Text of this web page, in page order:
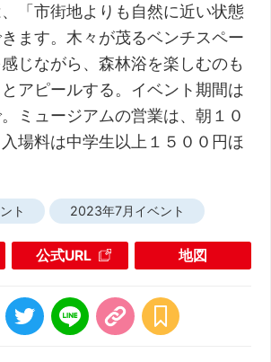
「市街地よりも自然に近い状態
ます。木々が茂るベンチスペー
じながら、森林浴を楽しむのも
アピールする。イベント期間は
ミュージアムの営業は、朝１０
場料は中学生以上１５００円ほ
ト 2023年7月イベント
公式URL 地図